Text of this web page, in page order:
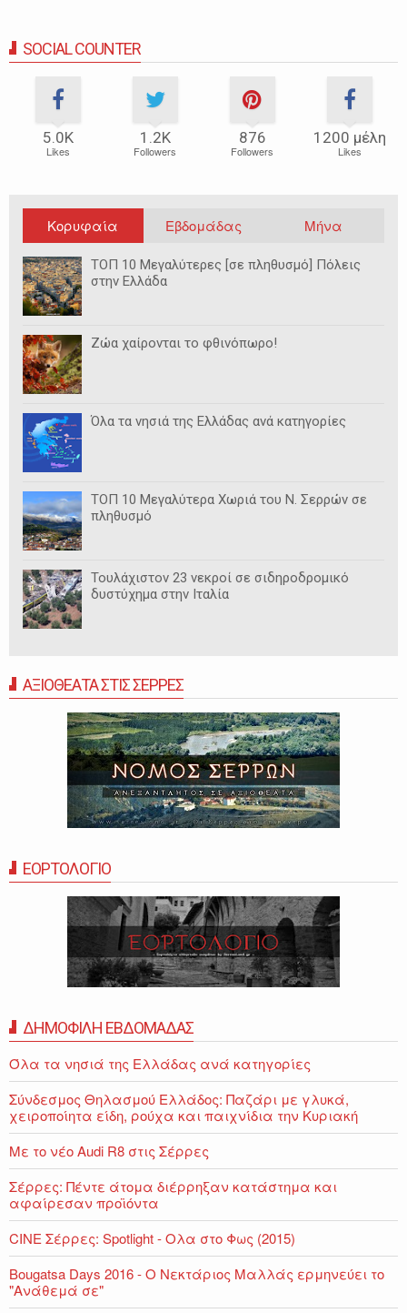
SOCIAL COUNTER
5.0Κ
Likes
1.2Κ
Followers
876
Followers
1200 μέλη
Likes
Κορυφαία Εβδομάδας Μήνα
ΤΟΠ 10 Μεγαλύτερες [σε πληθυσμό] Πόλεις
στην Ελλάδα
Ζώα χαίρονται το φθινόπωρο!
Όλα τα νησιά της Ελλάδας ανά κατηγορίες
ΤΟΠ 10 Μεγαλύτερα Χωριά του Ν. Σερρών σε
πληθυσμό
Τουλάχιστον 23 νεκροί σε σιδηροδρομικό
δυστύχημα στην Ιταλία
ΑΞΙΟΘΕΑΤΑ ΣΤΙΣ ΣΕΡΡΕΣ
ΕΟΡΤΟΛΟΓΙΟ
ΔΗΜΟΦΙΛΗ ΕΒΔΟΜΑΔΑΣ
Όλα τα νησιά της Ελλάδας ανά κατηγορίες
Σύνδεσμος Θηλασμού Ελλάδος: Παζάρι με γλυκά,
χειροποίητα είδη, ρούχα και παιχνίδια την Κυριακή
Με το νέο Audi R8 στις Σέρρες
Σέρρες: Πέντε άτομα διέρρηξαν κατάστημα και
αφαίρεσαν προϊόντα
CINE Σέρρες: Spotlight - Ολα στο Φως (2015)
Bougatsa Days 2016 - Ο Νεκτάριος Μαλλάς ερμηνεύει το
"Ανάθεμά σε"